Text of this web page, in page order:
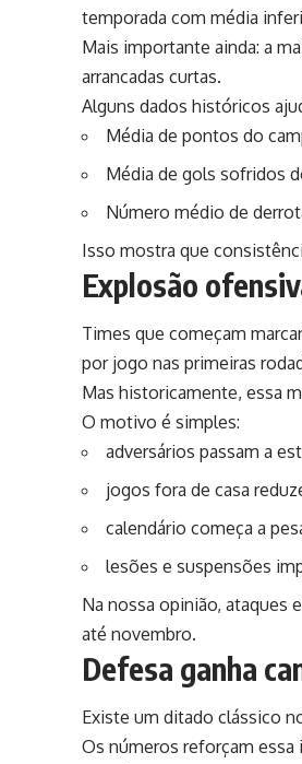
temporada com média
Mais importante ainda: a
arrancadas curtas.
Alguns dados históricos
Média de pontos do
Média de gols sofridos
Número médio de
Isso mostra que
Explosão
Times que começam
por jogo nas primeiras
Mas historicamente, essa
O motivo é simples:
adversários passam a
jogos fora de casa
calendário começa a
lesões e suspensões
Na nossa opinião, ataques
até novembro.
Defesa ganha
Existe um ditado clássico
Os números reforçam essa